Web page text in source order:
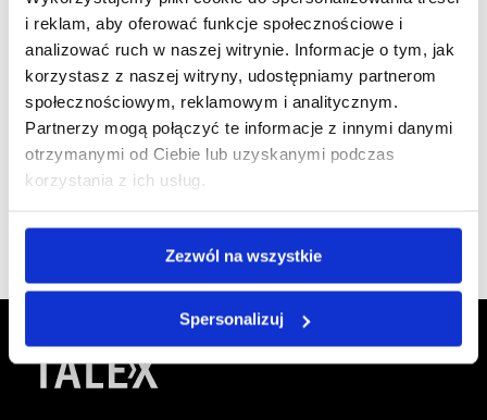
i reklam, aby oferować funkcje społecznościowe i
analizować ruch w naszej witrynie. Informacje o tym, jak
korzystasz z naszej witryny, udostępniamy partnerom
społecznościowym, reklamowym i analitycznym.
Partnerzy mogą połączyć te informacje z innymi danymi
otrzymanymi od Ciebie lub uzyskanymi podczas
korzystania z ich usług.
Zezwól na wszystkie
Spersonalizuj
Jesteśmy
członkiem